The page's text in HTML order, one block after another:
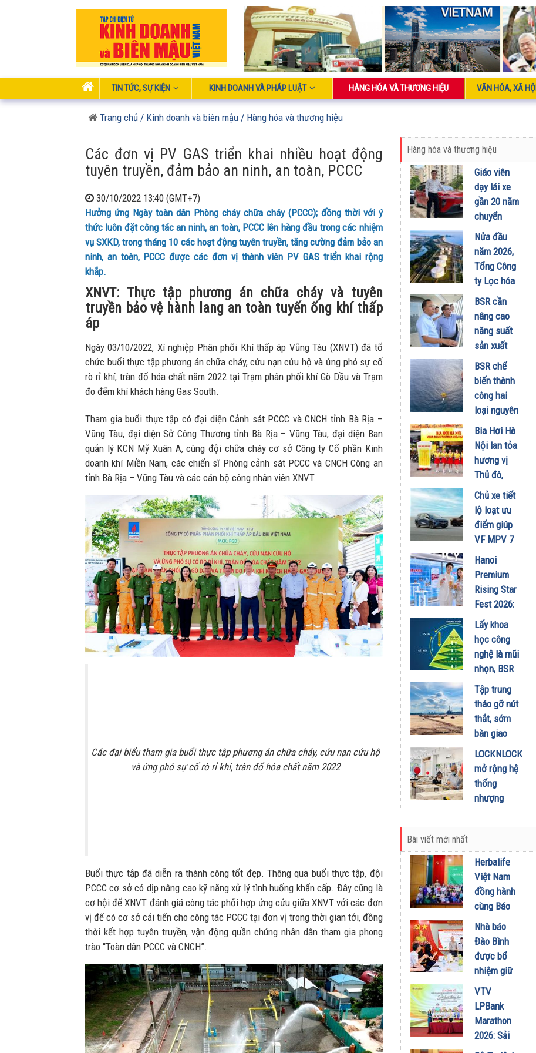
TIN TỨC, SỰ KIỆN KINH DOANH VÀ PHÁP LUẬT HÀNG HÓA VÀ THƯƠNG HIỆU VĂN HÓA, XÃ HỘI
Trang chủ / Kinh doanh và biên mậu / Hàng hóa và thương hiệu
Các đơn vị PV GAS triển khai nhiều hoạt động
tuyên truyền, đảm bảo an ninh, an toàn, PCCC
30/10/2022 13:40 (GMT+7)
Hưởng ứng Ngày toàn dân Phòng cháy chữa cháy (PCCC); đồng thời với ý
thức luôn đặt công tác an ninh, an toàn, PCCC lên hàng đầu trong các nhiệm
vụ SXKD, trong tháng 10 các hoạt động tuyên truyền, tăng cường đảm bảo an
ninh, an toàn, PCCC được các đơn vị thành viên PV GAS triển khai rộng
khắp.
XNVT: Thực tập phương án chữa cháy và tuyên
truyền bảo vệ hành lang an toàn tuyến ống khí thấp
áp
Ngày 03/10/2022, Xí nghiệp Phân phối Khí thấp áp Vũng Tàu (XNVT) đã tổ
chức buổi thực tập phương án chữa cháy, cứu nạn cứu hộ và ứng phó sự cố
rò rỉ khí, tràn đổ hóa chất năm 2022 tại Trạm phân phối khí Gò Dầu và Trạm
đo đếm khí khách hàng Gas South.
Tham gia buổi thực tập có đại diện Cảnh sát PCCC và CNCH tỉnh Bà Rịa –
Vũng Tàu, đại diện Sở Công Thương tỉnh Bà Rịa – Vũng Tàu, đại diện Ban
quản lý KCN Mỹ Xuân A, cùng đội chữa cháy cơ sở Công ty Cổ phần Kinh
doanh khí Miền Nam, các chiến sĩ Phòng cảnh sát PCCC và CNCH Công an
tỉnh Bà Rịa – Vũng Tàu và các cán bộ công nhân viên XNVT.
Các đại biểu tham gia buổi thực tập phương án chữa cháy, cứu nạn cứu hộ
và ứng phó sự cố rò rỉ khí, tràn đổ hóa chất năm 2022
Buổi thực tập đã diễn ra thành công tốt đẹp. Thông qua buổi thực tập, đội
PCCC cơ sở có dịp nâng cao kỹ năng xử lý tình huống khẩn cấp. Đây cũng là
cơ hội để XNVT đánh giá công tác phối hợp ứng cứu giữa XNVT với các đơn
vị để có cơ sở cải tiến cho công tác PCCC tại đơn vị trong thời gian tới, đồng
thời kết hợp tuyên truyền, vận động quần chúng nhân dân tham gia phong
trào “Toàn dân PCCC và CNCH”.
Hàng hóa và thương hiệu
Giáo viên
dạy lái xe
gần 20 năm
chuyển
sang dùng
Limo
Green: Tôi
đã hiểu vì
sao xe điện
ngày càng
xuất hiện
nhiều trên
đường
28/07/2026
Nửa đầu
năm 2026,
Tổng Công
ty Lọc hóa
dầu Việt
Nam lập kỷ
lục sản
lượng và
27/07/2026
BSR cần
nâng cao
năng suất
sản xuất
E100 phục
vụ lộ trình
phát triển
nhiên liệu
sinh học
22/07/2026
BSR chế
biến thành
công hai
loại nguyên
liệu mới,
tối ưu hiệu
quả sản
xuất kinh
20/07/2026
Bia Hơi Hà
Nội lan tỏa
hương vị
Thủ đô,
khuấy động
mùa hè tại
TP. Hồ Chí
Minh
Chủ xe tiết
lộ loạt ưu
điểm giúp
VF MPV 7
ghi điểm
trong mùa
hè
17/07/2026
Hanoi
Premium
Rising Star
Fest 2026:
Trải
nghiệm
không gian
Lifestyle
Icy Bar thời
thượng đổ
bộ 6 tỉnh
thành mùa
hè này
10/07/2026
Lấy khoa
học công
nghệ là mũi
nhọn, BSR
kiến tạo
NMLD
Dung Quất
thành nhà
máy thông
minh
09/07/2026
Tập trung
tháo gỡ nút
thắt, sớm
bàn giao
mặt bằng
Dự án
Nâng cấp,
mở rộng
NMLD
LOCKNLOCK
mở rộng hệ
thống
nhượng
quyền, tìm
kiếm đối
tỉnh thành
30/06/2026
Bài viết mới nhất
Herbalife
Việt Nam
đồng hành
cùng Báo
Sức khỏe
và Đời
sống tổ
chức Cuộc
thi “Tôi
Khỏe Đẹp
Hơn” lần
thứ 5 để
khuyến
Nhà báo
Đào Bình
được bổ
nhiệm giữ
chức Tổng
Biên tập
Tạp chí
Doanh
VTV
LPBank
Marathon
2026: Sải
bước qua